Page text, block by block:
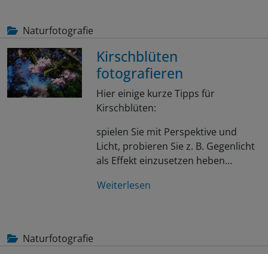
Naturfotografie
Kirschblüten
fotografieren
Hier einige kurze Tipps für
Kirschblüten:
spielen Sie mit Perspektive und
Licht, probieren Sie z. B. Gegenlicht
als Effekt einzusetzen heben…
Weiterlesen
Naturfotografie